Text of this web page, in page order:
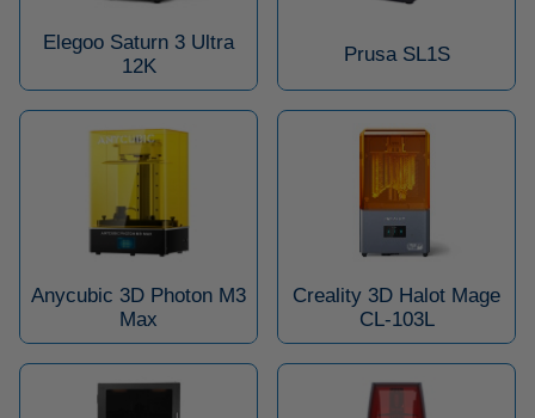
Elegoo Saturn 3 Ultra
12K
Prusa SL1S
Anycubic 3D Photon M3
Max
Creality 3D Halot Mage
CL-103L